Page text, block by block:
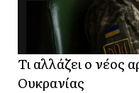
Τι αλλάζει ο νέος
Ουκρανίας